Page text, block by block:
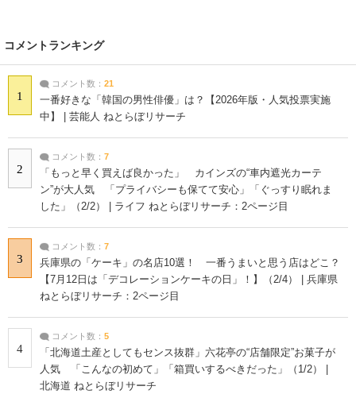
コメントランキング
1
コメント数： 21
一番好きな「韓国の男性俳優」は？【2026年版・人気投票実施
中】 | 芸能人 ねとらぼリサーチ
2
コメント数： 7
「もっと早く買えば良かった」 カインズの“車内遮光カーテ
ン”が大人気 「プライバシーも保てて安心」「ぐっすり眠れま
した」（2/2） | ライフ ねとらぼリサーチ：2ページ目
3
コメント数： 7
兵庫県の「ケーキ」の名店10選！ 一番うまいと思う店はどこ？
【7月12日は「デコレーションケーキの日」！】（2/4） | 兵庫県
ねとらぼリサーチ：2ページ目
4
コメント数： 5
「北海道土産としてもセンス抜群」六花亭の“店舗限定”お菓子が
人気 「こんなの初めて」「箱買いするべきだった」（1/2） |
北海道 ねとらぼリサーチ